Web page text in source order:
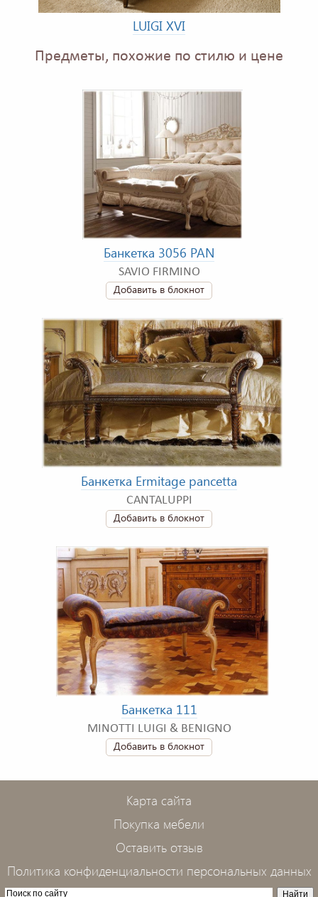
LUIGI XVI
Предметы, похожие по стилю и цене
Банкетка 3056 PAN
SAVIO FIRMINO
Добавить в блокнот
Банкетка Ermitage pancetta
CANTALUPPI
Добавить в блокнот
Банкетка 111
MINOTTI LUIGI & BENIGNO
Добавить в блокнот
Карта сайта
Покупка мебели
Оставить отзыв
Политика конфиденциальности персональных данных